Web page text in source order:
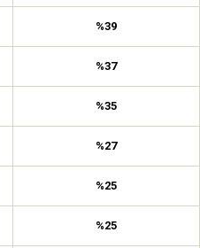
%39
%37
%35
%27
%25
%25